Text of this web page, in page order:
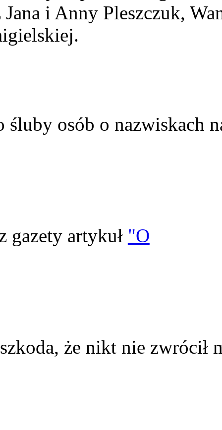
i Anny Pleszczuk,
śluby osób o nazwiskach
gazety artykuł "O
że nikt nie zwrócił